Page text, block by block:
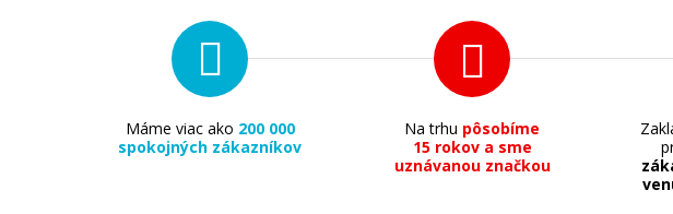
Máme viac ako 200 000
spokojných zákazníkov
Na trhu pôsobíme
15 rokov a sme
uznávanou značkou